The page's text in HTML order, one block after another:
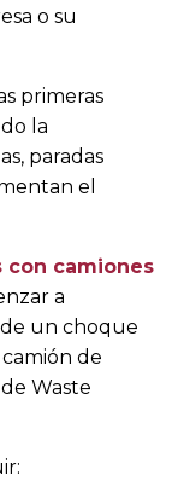
o su
primeras
la
paradas
el
con camiones
a
un choque
de
Waste